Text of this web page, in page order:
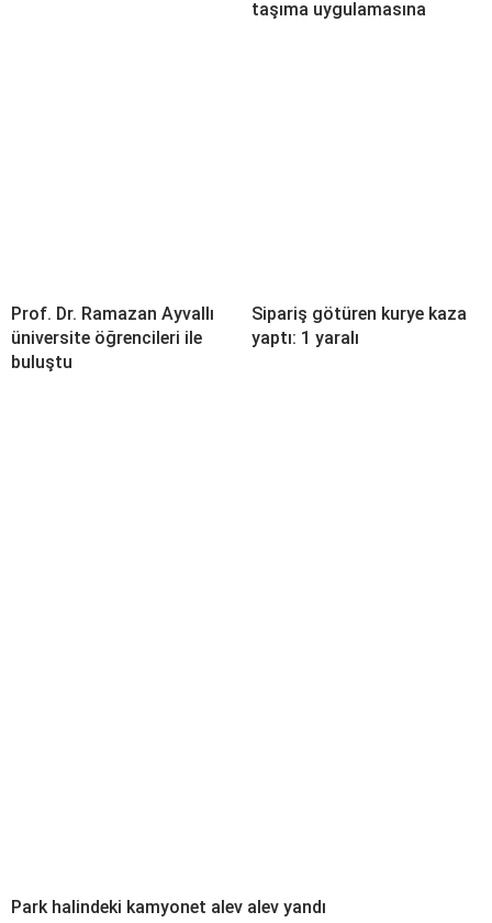
taşıma uygulamasına
Prof. Dr. Ramazan Ayvallı
üniversite öğrencileri ile
buluştu
Sipariş götüren kurye kaza
yaptı: 1 yaralı
Park halindeki kamyonet alev alev yandı